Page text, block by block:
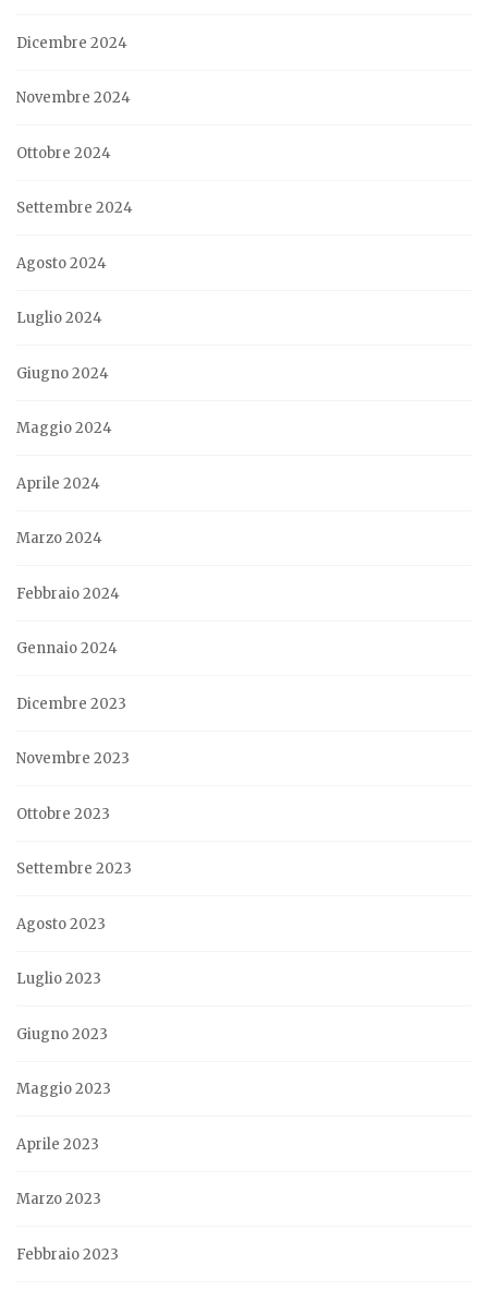
Dicembre 2024
Novembre 2024
Ottobre 2024
Settembre 2024
Agosto 2024
Luglio 2024
Giugno 2024
Maggio 2024
Aprile 2024
Marzo 2024
Febbraio 2024
Gennaio 2024
Dicembre 2023
Novembre 2023
Ottobre 2023
Settembre 2023
Agosto 2023
Luglio 2023
Giugno 2023
Maggio 2023
Aprile 2023
Marzo 2023
Febbraio 2023